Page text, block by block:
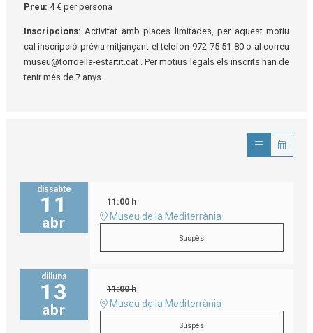
Preu: 4 € per persona
Inscripcions: Activitat amb places limitades, per aquest motiu
cal inscripció prèvia mitjançant el telèfon 972 75 51 80 o al correu
museu@torroella-estartit.cat . Per motius legals els inscrits han de
tenir més de 7 anys.
dissabte
11
abr
11:00 h
Museu de la Mediterrània
Suspès
dilluns
13
abr
11:00 h
Museu de la Mediterrània
Suspès